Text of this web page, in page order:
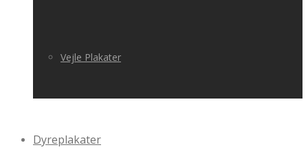
Vejle Plakater
Dyreplakater